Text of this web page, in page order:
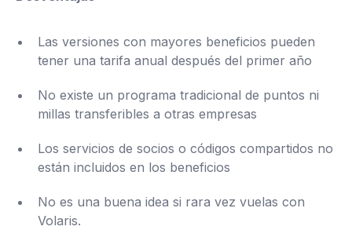
Las versiones con mayores beneficios pueden
tener una tarifa anual después del primer año
No existe un programa tradicional de puntos ni
millas transferibles a otras empresas
Los servicios de socios o códigos compartidos no
están incluidos en los beneficios
No es una buena idea si rara vez vuelas con
Volaris.